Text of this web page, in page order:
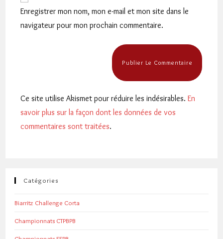
votre
site
(facultatif)
Enregistrer mon nom, mon e-mail et mon site dans le
navigateur pour mon prochain commentaire.
Ce site utilise Akismet pour réduire les indésirables.En
savoir plus sur la façon dont les données de vos
commentaires sont traitées.
Catégories
Biarritz Challenge Corta
Championnats CTPBPB